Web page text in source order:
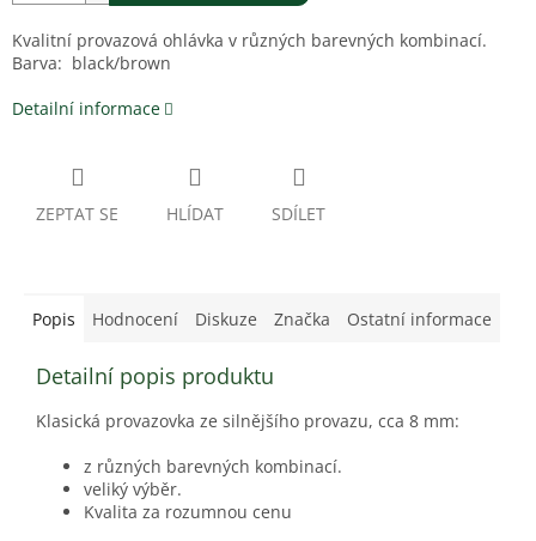
Kvalitní provazová ohlávka v různých barevných kombinací.
Barva: black/brown
Detailní informace
ZEPTAT SE HLÍDAT SDÍLET
Popis Hodnocení Diskuze Značka Ostatní informace
Detailní popis produktu
Klasická provazovka ze silnějšího provazu, cca 8 mm:
z různých barevných kombinací.
veliký výběr.
Kvalita za rozumnou cenu